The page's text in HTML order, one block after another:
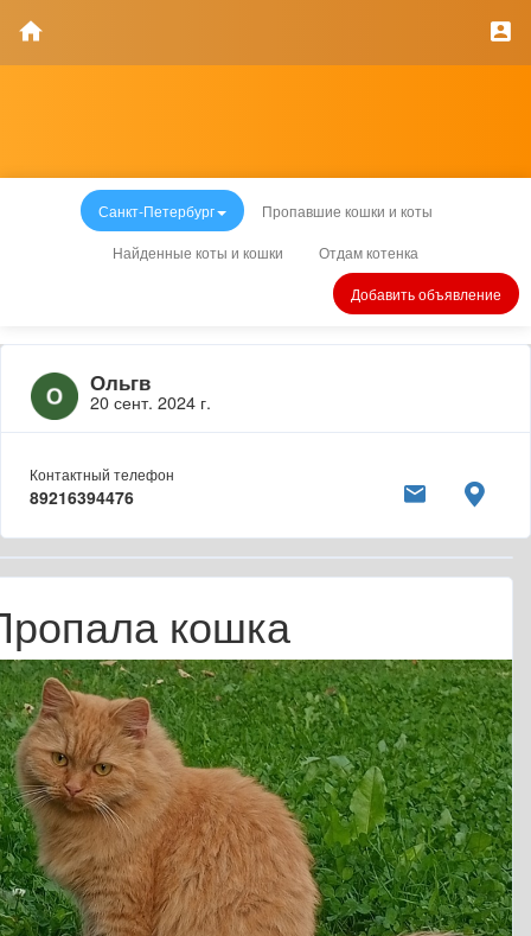
Санкт-Петербург Пропавшие кошки и коты
Найденные коты и кошки Отдам котенка
Добавить объявление
Ольгв
20 сент. 2024 г.
Контактный телефон
89216394476
кошка